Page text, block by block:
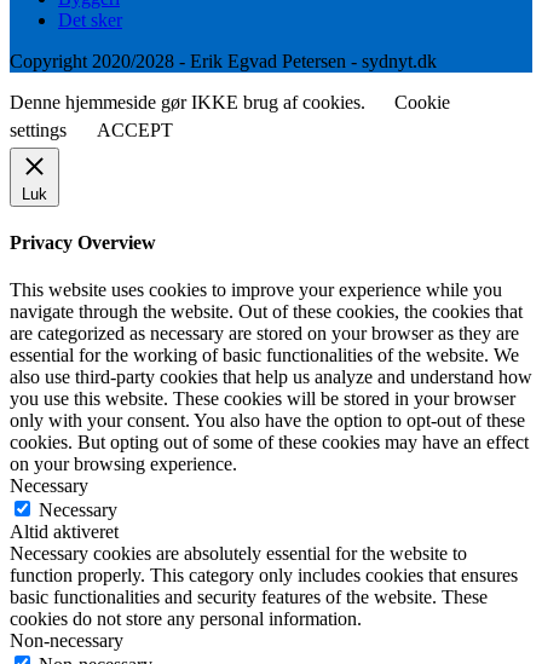
Det sker
Copyright 2020/2028 - Erik Egvad Petersen - sydnyt.dk
Denne hjemmeside gør IKKE brug af cookies.
Cookie
settings
ACCEPT
Luk
Privacy Overview
This website uses cookies to improve your experience while you
navigate through the website. Out of these cookies, the cookies that
are categorized as necessary are stored on your browser as they are
essential for the working of basic functionalities of the website. We
also use third-party cookies that help us analyze and understand how
you use this website. These cookies will be stored in your browser
only with your consent. You also have the option to opt-out of these
cookies. But opting out of some of these cookies may have an effect
on your browsing experience.
Necessary
Necessary
Altid aktiveret
Necessary cookies are absolutely essential for the website to
function properly. This category only includes cookies that ensures
basic functionalities and security features of the website. These
cookies do not store any personal information.
Non-necessary